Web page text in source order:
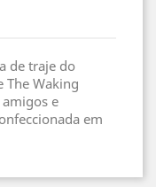
de traje do
The Waking
e
em